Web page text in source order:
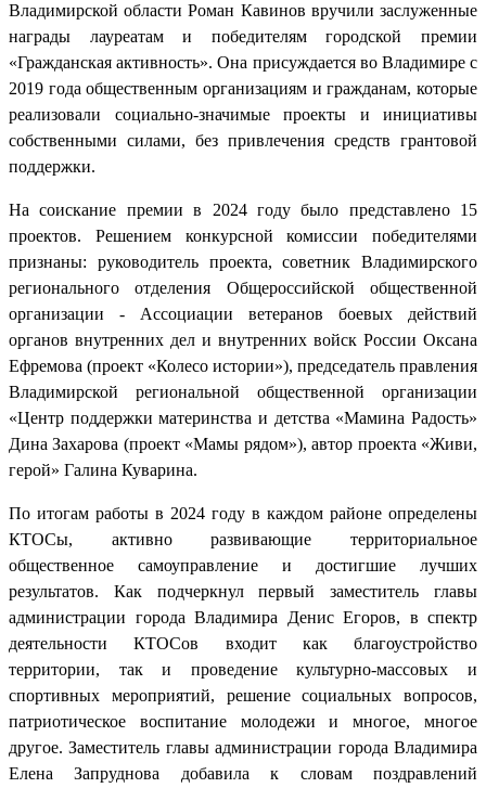
Владимирской области Роман Кавинов вручили заслуженные
награды лауреатам и победителям городской премии
«Гражданская активность». Она присуждается во Владимире с
2019 года общественным организациям и гражданам, которые
реализовали социально-значимые проекты и инициативы
собственными силами, без привлечения средств грантовой
поддержки.
На соискание премии в 2024 году было представлено 15
проектов. Решением конкурсной комиссии победителями
признаны: руководитель проекта, советник Владимирского
регионального отделения Общероссийской общественной
организации - Ассоциации ветеранов боевых действий
органов внутренних дел и внутренних войск России Оксана
Ефремова (проект «Колесо истории»), председатель правления
Владимирской региональной общественной организации
«Центр поддержки материнства и детства «Мамина Радость»
Дина Захарова (проект «Мамы рядом»), автор проекта «Живи,
герой» Галина Куварина.
По итогам работы в 2024 году в каждом районе определены
КТОСы, активно развивающие территориальное
общественное самоуправление и достигшие лучших
результатов. Как подчеркнул первый заместитель главы
администрации города Владимира Денис Егоров, в спектр
деятельности КТОСов входит как благоустройство
территории, так и проведение культурно-массовых и
спортивных мероприятий, решение социальных вопросов,
патриотическое воспитание молодежи и многое, многое
другое. Заместитель главы администрации города Владимира
Елена Запруднова добавила к словам поздравлений